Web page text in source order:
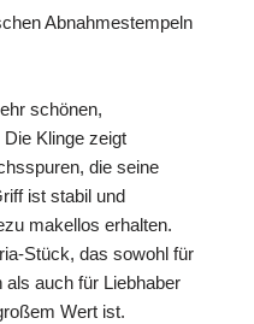
Abnahmestempeln
schönen,
Klinge zeigt
die seine
ist stabil und
makellos erhalten.
Stück, das sowohl für
auch für Liebhaber
Wert ist.